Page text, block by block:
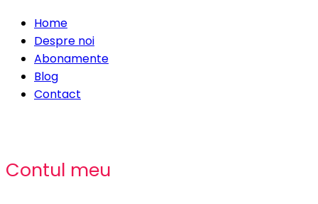
Home
Despre noi
Abonamente
Blog
Contact
Contul meu